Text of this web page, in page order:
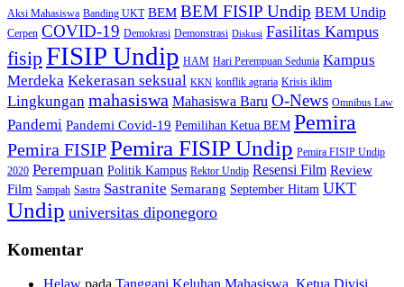
Aksi Mahasiswa Banding UKT BEM BEM FISIP Undip BEM Undip
Cerpen COVID-19 Demokrasi Demonstrasi Diskusi Fasilitas Kampus
fisipFISIP Undip HAM Hari Perempuan Sedunia Kampus
Merdeka Kekerasan seksual KKN konflik agraria Krisis iklim
Lingkungan mahasiswa Mahasiswa Baru O-News Omnibus Law
Pandemi Pandemi Covid-19 Pemilihan Ketua BEM Pemira
Pemira FISIPPemira FISIP Undip Pemira FISIP Undip
2020 Perempuan Politik Kampus Rektor Undip Resensi Film Review
Film Sampah Sastra Sastranite Semarang September Hitam UKT
Undip universitas diponegoro
Komentar